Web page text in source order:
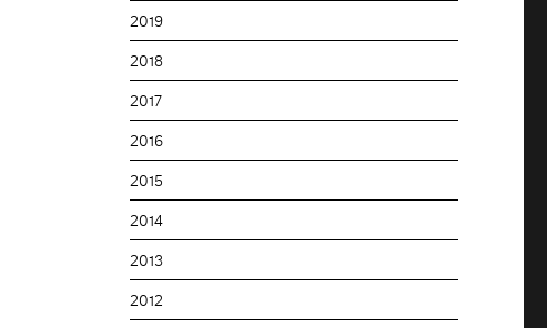
2019
2018
2017
2016
2015
2014
2013
2012